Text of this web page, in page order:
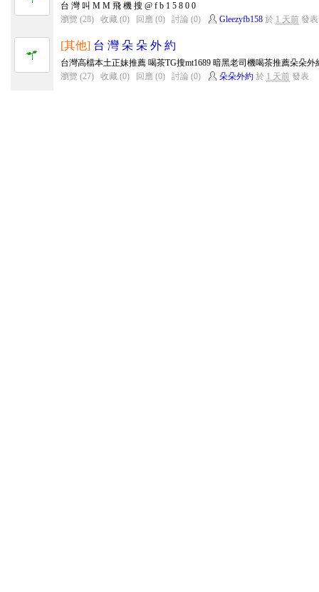
台 灣 叫 M M 飛 機 搜 @ f b 1 5 8 0 0
瀏覽 (28)
收藏 (0) 回應 (0) 討論 (0) Gleezyfb158於 1 天前發表
[其他] 台 灣 朵 朵 外 約
台灣高檔本土正妹推薦 喝茶TG搜mt1689 暗黑老司機喝茶推薦朵朵外
瀏覽 (27)
收藏 (0) 回應 (0) 討論 (0) 朵朵外約於 1 天前發表